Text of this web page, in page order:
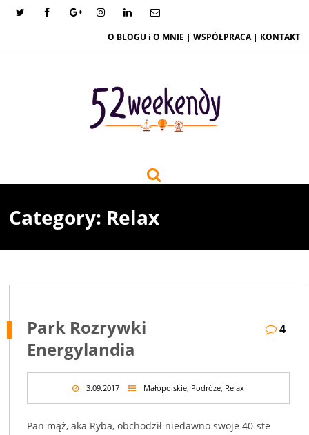
O BLOGU i O MNIE | WSPÓŁPRACA | KONTAKT
Category: Relax
Park Rozrywki
Energylandia
4
3.09.2017 Małopolskie, Podróże, Relax
Pan mąż, aka Ryba, obchodził niedawno swoje 40-ste